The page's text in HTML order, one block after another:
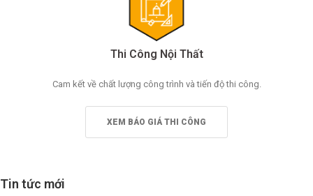
Thi Công Nội Thất
Cam kết về chất lượng công trình và tiến độ thi công.
XEM BÁO GIÁ THI CÔNG
Tin tức mới